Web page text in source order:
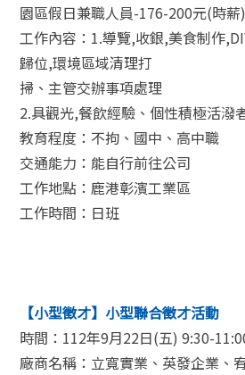
園區假日兼職人員-176-200元(時薪)
工作內容：1.導覽,收銀,美食制作
歸位,環境區域清理打
掃、主管交辦事項處理
2.具觀光,餐飲經驗、個性積極活潑
教育程度：不拘、國中、高中職
交通能力：能自行前往公司
工作地點：鹿港彰濱工業區
工作時間：日班
【小型徵才】小型聯合徵才活動
時間：112年9月22日(五) 9:30-
廠商名稱：立寬實業、英發企業、